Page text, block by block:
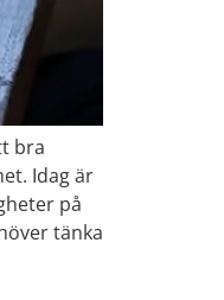
bra
Idag är
på
tänka